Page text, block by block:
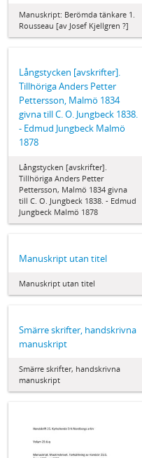
Manuskript: Berömda tänkare 1.
Rousseau [av Josef Kjellgren ?]
Långstycken [avskrifter].
Tillhöriga Anders Petter
Pettersson, Malmö 1834
givna till C. O. Jungbeck 1838.
- Edmud Jungbeck Malmö
1878
Långstycken [avskrifter].
Tillhöriga Anders Petter
Pettersson, Malmö 1834 givna
till C. O. Jungbeck 1838. - Edmud
Jungbeck Malmö 1878
Manuskript utan titel
Manuskript utan titel
Smärre skrifter, handskrivna
manuskript
Smärre skrifter, handskrivna
manuskript